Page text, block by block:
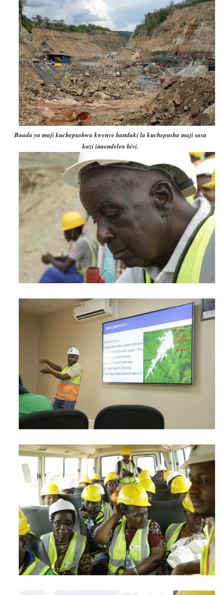
Baada ya maji kuchepushwa kwenye handaki la kuchepusha maji sasa
kazi inaendelea hivi.